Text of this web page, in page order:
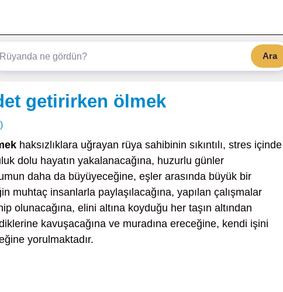
Ara
getirirken ölmek
haksızlıklara uğrayan rüya sahibinin sıkıntılı, stres içinde
dolu hayatın yakalanacağına, huzurlu günler
daha da büyüyeceğine, eşler arasında büyük bir
muhtaç insanlarla paylaşılacağına, yapılan çalışmalar
olunacağına, elini altına koyduğu her taşın altından
kavuşacağına ve muradına ereceğine, kendi işini
yorulmaktadır.